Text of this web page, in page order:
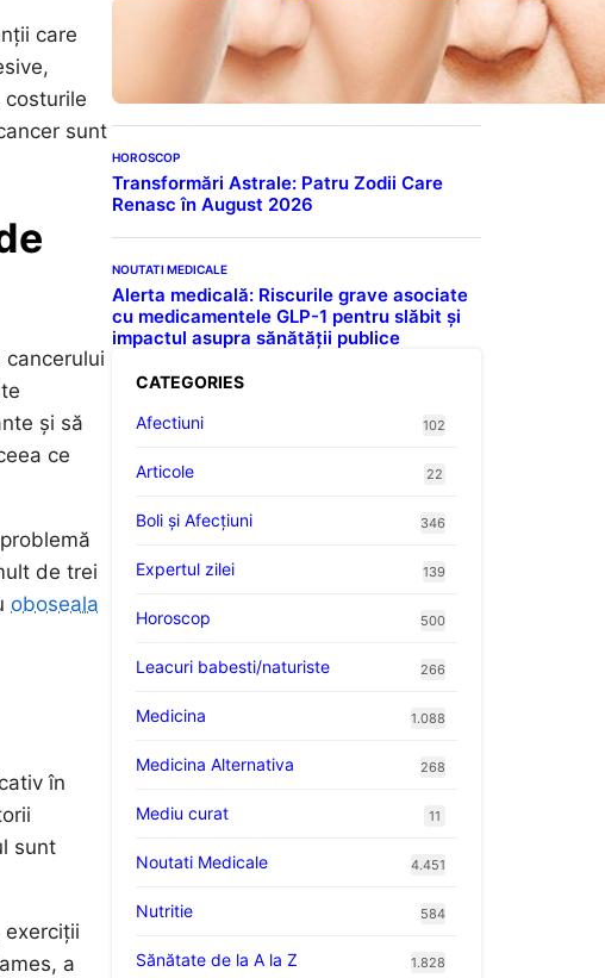
care
sunt
și să
ce
de trei
oboseala
în
sunt
a
Evoluția Personalității după
70 de Ani: Ce Revelații Ne
Oferă Studiile Psihologice
HOROSCOP
Transformări Astrale: Patru Zodii Care
Renasc în August 2026
NOUTATI MEDICALE
Alerta medicală: Riscurile grave asociate
cu medicamentele GLP-1 pentru slăbit și
impactul asupra sănătății publice
CATEGORIES
Afectiuni
102
Articole 22
Boli și Afecțiuni 346
Expertul zilei 139
Horoscop 500
Leacuri babesti/naturiste 266
Medicina 1.088
Medicina Alternativa 268
Mediu curat 11
Noutati Medicale 4.451
Nutritie 584
Sănătate de la A la Z 1.828